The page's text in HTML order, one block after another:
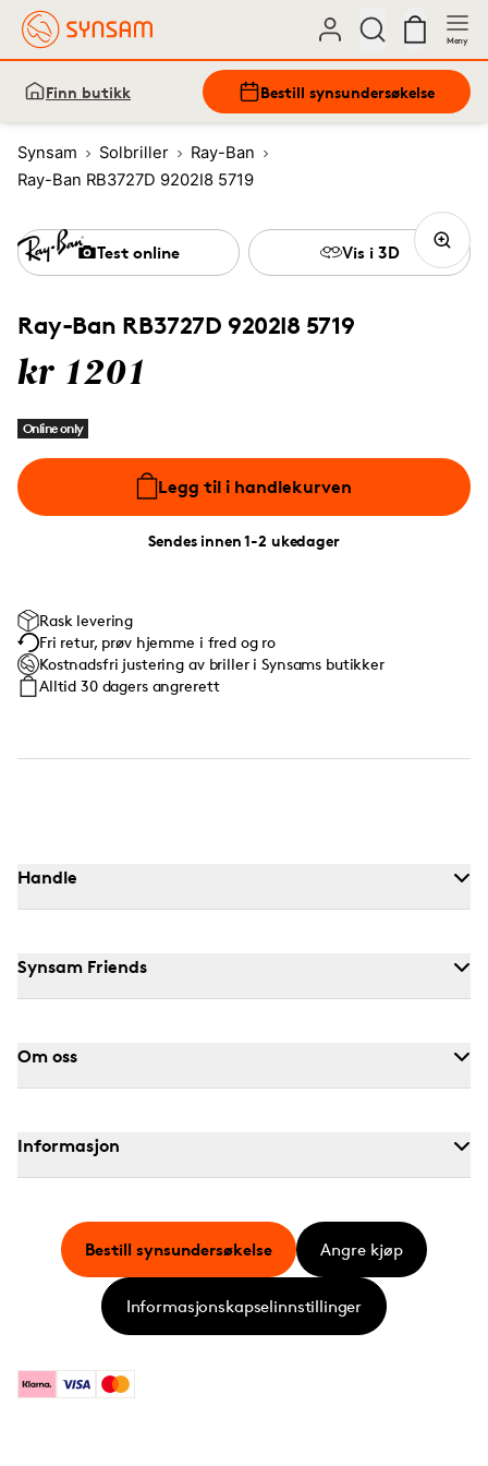
Meny
Finn butikk Bestill synsundersøkelse
Synsam Solbriller
Ray-Ban
Ray-Ban RB3727D 9202I8 5719
Ray-Ban RB3727D 9202I8 5719
kr 1201
Online only
Legg til i handlekurven
Sendes innen 1-2 ukedager
Test online Vis i 3D
Rask levering
Fri retur, prøv hjemme i fred og ro
Kostnadsfri justering av briller i Synsams butikker
Alltid 30 dagers angrerett
Handle
Synsam Friends
Om oss
Informasjon
KlarnaVisa Mastercard
Bestill synsundersøkelse Angre kjøp
Informasjonskapselinnstillinger